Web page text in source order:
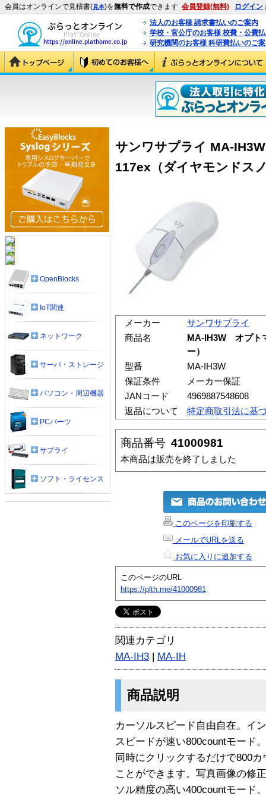
会員はオンラインで見積書(見本)を無料で作成できます 会員登録(無料) ログイン
法人のお客様 請求書払いのご案内
学校・官公庁のお客様 校費・公費
研究機関のお客様 科研費払いのご
サンワサプライ MA-
117ex（ダイヤモンドス
メーカー
サンワサプライ
商品名
MA-IH3W オプト
ー）
型番
MA-IH3W
保証条件
メーカー保証
JANコード
4969887548608
返品について
特定商取引法に基
商品番号 41000981
本商品は販売を終了しました
このページを印刷する
メールでURLを送る
お気に入りに追加する
このページのURL
https://plth.me/41000981
関連カテゴリ
MA-IH3 | MA-IH
商品説明
カーソルスピード自由自在。イ
スピードが速い800countモード
同時にクリックするだけで800
ことができます。写真画像の修
ソル精度の高い400countモード。
OpenBlocks
IoT関連
ネットワーク
サーバ・ストレージ
パソコン・周辺機器
PCパーツ
サプライ
ソフト・ライセンス